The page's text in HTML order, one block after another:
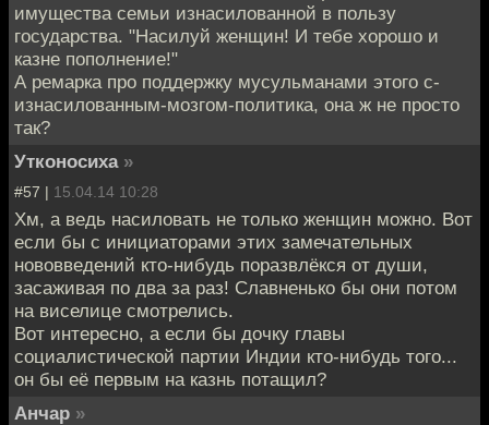
имущества семьи изнасилованной в пользу
государства. "Насилуй женщин! И тебе хорошо и
казне пополнение!"
А ремарка про поддержку мусульманами этого с-
изнасилованным-мозгом-политика, она ж не просто
так?
Утконосиха »
#57 | 15.04.14 10:28
Хм, а ведь насиловать не только женщин можно. Вот
если бы с инициаторами этих замечательных
нововведений кто-нибудь поразвлёкся от души,
засаживая по два за раз! Славненько бы они потом
на виселице смотрелись.
Вот интересно, а если бы дочку главы
социалистической партии Индии кто-нибудь того...
он бы её первым на казнь потащил?
Анчар »